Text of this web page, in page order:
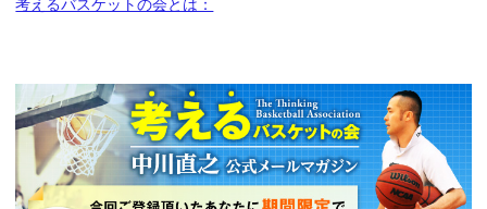
考えるバスケットの会とは：